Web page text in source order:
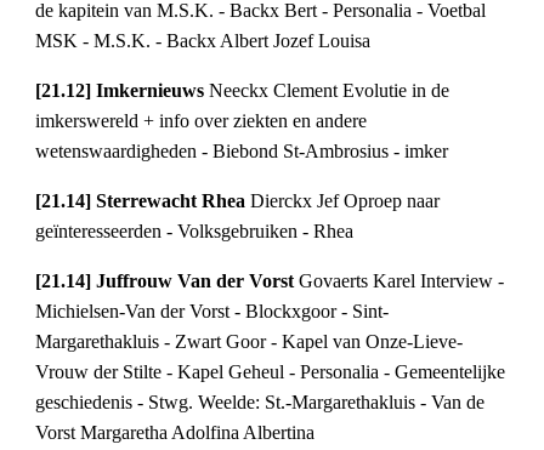
de kapitein van M.S.K. - Backx Bert - Personalia - Voetbal
MSK - M.S.K. - Backx Albert Jozef Louisa
[21.12] Imkernieuws Neeckx Clement Evolutie in de
imkerswereld + info over ziekten en andere
wetenswaardigheden - Biebond St-Ambrosius - imker
[21.14] Sterrewacht Rhea Dierckx Jef Oproep naar
geïnteresseerden - Volksgebruiken - Rhea
[21.14] Juffrouw Van der Vorst Govaerts Karel Interview -
Michielsen-Van der Vorst - Blockxgoor - Sint-
Margarethakluis - Zwart Goor - Kapel van Onze-Lieve-
Vrouw der Stilte - Kapel Geheul - Personalia - Gemeentelijke
geschiedenis - Stwg. Weelde: St.-Margarethakluis - Van de
Vorst Margaretha Adolfina Albertina